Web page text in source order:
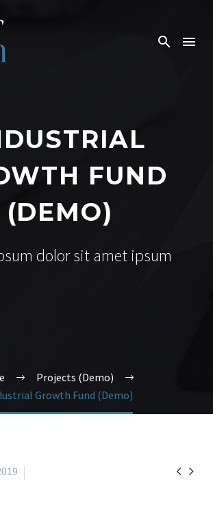
FUND
(DEMO)
dolor sit amet ipsum
Projects (Demo)
Growth Fund (Demo)
 